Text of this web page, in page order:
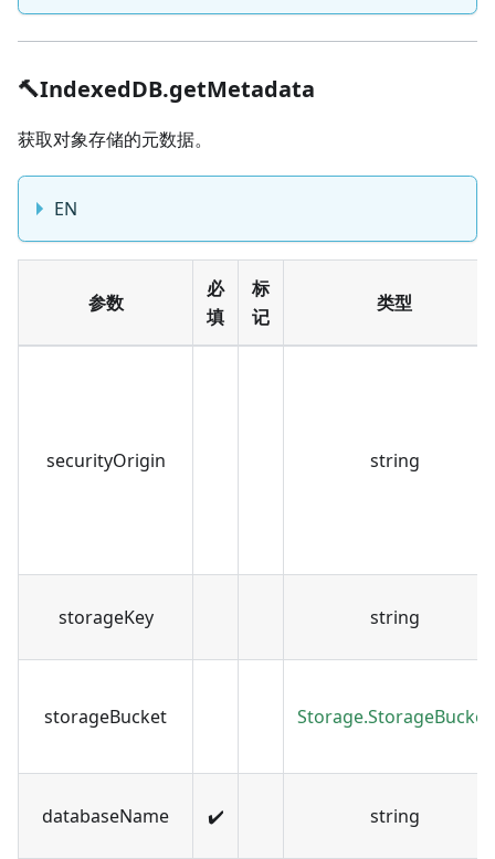
🔨IndexedDB.getMetadata
获取对象存储的元数据。
EN
参数
必
填
标
记
类型
securityOrigin string
storageKey string
storageBucket Storage.StorageBucket
databaseName ✔️ string